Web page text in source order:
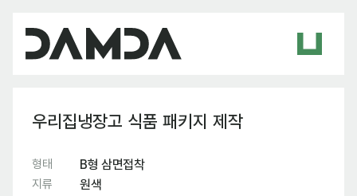
우리집냉장고 식품 패키지 제작
형태 B형 삼면접착
지류 원색